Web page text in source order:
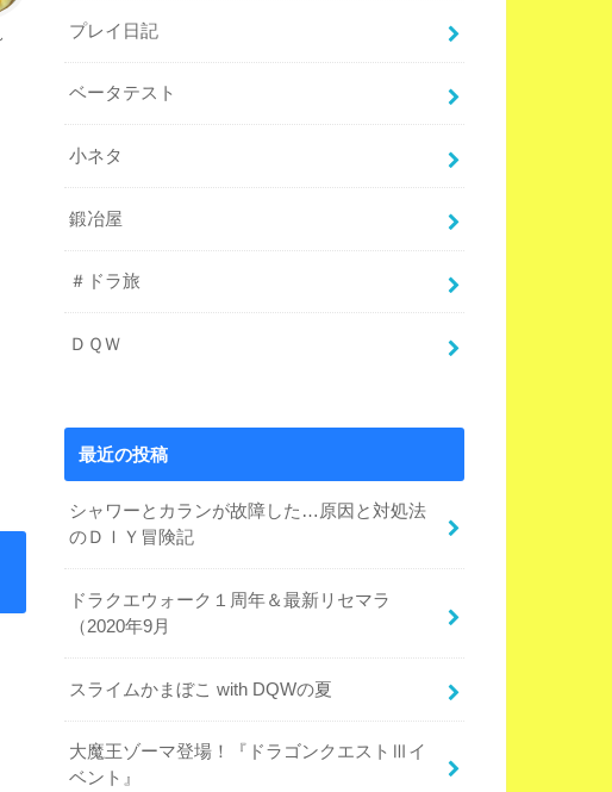
プレイ日記
ベータテスト
小ネタ
鍛冶屋
＃ドラ旅
ＤＱＷ
最近の投稿
シャワーとカランが故障した…原因と対処法
のＤＩＹ冒険記
ドラクエウォーク１周年＆最新リセマラ
（2020年9月
スライムかまぼこ with DQWの夏
大魔王ゾーマ登場！『ドラゴンクエストⅢイ
ベント』